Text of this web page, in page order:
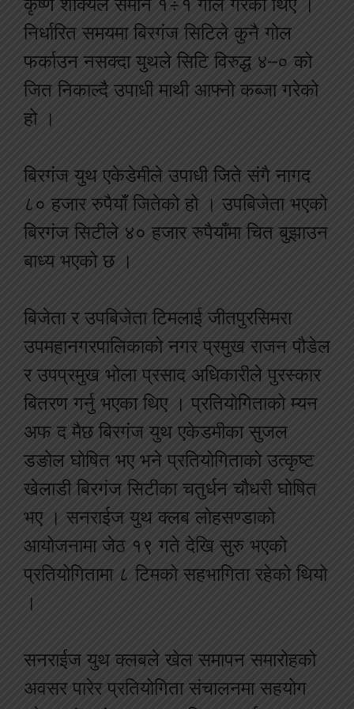
निर्धारित समयमा बिरगंज सिटिले कुनै गोल
फर्काउन नसक्दा युथले सिटि विरुद्ध ४–० को
जित निकाल्दै उपाधी माथी आफ्नो कब्जा गरेको
हो ।
बिरगंज युथ एकेडेमीले उपाधी जिते संगै नागद
८० हजार रुपैयाँ जितेको हो । उपबिजेता भएको
बिरगंज सिटीले ४० हजार रुपैयाँमा चित बुझाउन
बाध्य भएको छ ।
बिजेता र उपबिजेता टिमलाई जीतपुरसिमरा
उपमहानगरपालिकाको नगर प्रमुख राजन पौडेल
र उपप्रमुख भोला प्रसाद अधिकारीले पुरस्कार
बितरण गर्नु भएका थिए । प्रतियोगिताको म्यन
अफ द मैछ बिरगंज युथ एकेडमीका सुजल
डङोल घोषित भए भने प्रतियोगिताको उत्कृष्ट
खेलाडी बिरगंज सिटीका चतुर्धन चौधरी घोषित
भए । सनराईज युथ क्लब लोहसण्डाको
आयोजनामा जेठ १९ गते देखि सुरु भएको
प्रतियोगितामा ८ टिमको सहभागिता रहेको थियो
।
सनराईज युथ क्लबले खेल समापन समारोहको
अवसर पारेर प्रतियोगिता संचालनमा सहयोग